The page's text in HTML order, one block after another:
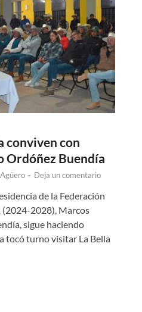
conviven con
Ordóñez Buendía
- Deja un comentario
de la Federación
(2024-2028), Marcos
sigue haciendo
tocó turno visitar La Bella